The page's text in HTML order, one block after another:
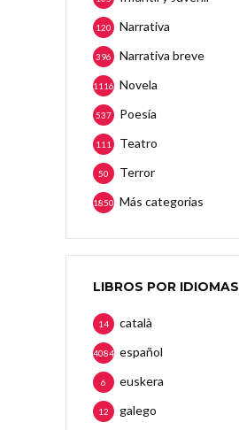
Narrativa
120
Narrativa breve
396
Novela
1116
Poesía
537
Teatro
111
Terror
50
Más categorias
1850
LIBROS POR IDIOMAS
català
14
español
4084
euskera
6
galego
12